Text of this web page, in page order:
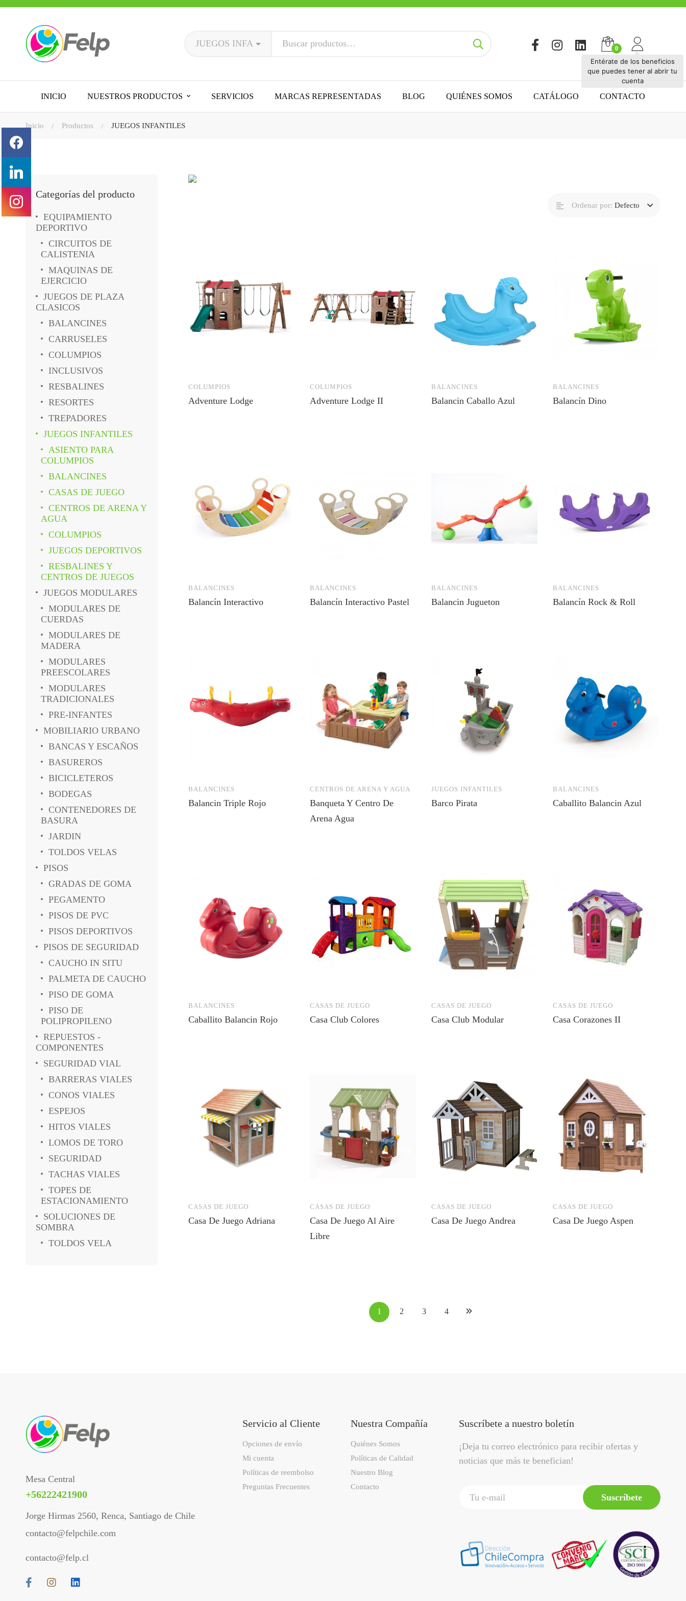
INICIO NUESTROS PRODUCTOS SERVICIOS MARCAS REPRESENTADAS BLOG QUIÉNES SOMOS CATÁLOGO CONTACTO
Inicio Productos JUEGOS INFANTILES
Categorías del producto
EQUIPAMIENTO
DEPORTIVO
CIRCUITOS DE
CALISTENIA
MAQUINAS DE
EJERCICIO
JUEGOS DE PLAZA
CLASICOS
BALANCINES
CARRUSELES
COLUMPIOS
INCLUSIVOS
RESBALINES
RESORTES
TREPADORES
JUEGOS INFANTILES
ASIENTO PARA
COLUMPIOS
BALANCINES
CASAS DE JUEGO
CENTROS DE ARENA Y
AGUA
COLUMPIOS
JUEGOS DEPORTIVOS
RESBALINES Y
CENTROS DE JUEGOS
JUEGOS MODULARES
MODULARES DE
CUERDAS
MODULARES DE
MADERA
MODULARES
PREESCOLARES
MODULARES
TRADICIONALES
PRE-INFANTES
MOBILIARIO URBANO
BANCAS Y ESCAÑOS
BASUREROS
BICICLETEROS
BODEGAS
CONTENEDORES DE
BASURA
JARDIN
TOLDOS VELAS
PISOS
GRADAS DE GOMA
PEGAMENTO
PISOS DE PVC
PISOS DEPORTIVOS
PISOS DE SEGURIDAD
CAUCHO IN SITU
PALMETA DE CAUCHO
PISO DE GOMA
PISO DE
POLIPROPILENO
REPUESTOS -
COMPONENTES
SEGURIDAD VIAL
BARRERAS VIALES
CONOS VIALES
ESPEJOS
HITOS VIALES
LOMOS DE TORO
SEGURIDAD
TACHAS VIALES
TOPES DE
ESTACIONAMIENTO
SOLUCIONES DE
SOMBRA
TOLDOS VELA
Ordenar por: Defecto
COLUMPIOS
Adventure Lodge
COLUMPIOS
Adventure Lodge II
BALANCINES
Balancin Caballo Azul
BALANCINES
Balancín Dino
BALANCINES
Balancín Interactivo
BALANCINES
Balancín Interactivo Pastel
BALANCINES
Balancin Jugueton
BALANCINES
Balancín Rock & Roll
BALANCINES
Balancin Triple Rojo
CENTROS DE ARENA Y AGUA
Banqueta Y Centro De
Arena Agua
JUEGOS INFANTILES
Barco Pirata
BALANCINES
Caballito Balancin Azul
BALANCINES
Caballito Balancin Rojo
CASAS DE JUEGO
Casa Club Colores
CASAS DE JUEGO
Casa Club Modular
CASAS DE JUEGO
Casa Corazones II
CASAS DE JUEGO
Casa De Juego Adriana
CASAS DE JUEGO
Casa De Juego Al Aire
Libre
CASAS DE JUEGO
Casa De Juego Andrea
CASAS DE JUEGO
Casa De Juego Aspen
1 2 3 4
Mesa Central
+56222421900
Jorge Hirmas 2560, Renca, Santiago de Chile
contacto@felpchile.com
contacto@felp.cl
Servicio al Cliente
Opciones de envío
Mi cuenta
Políticas de reembolso
Preguntas Frecuentes
Nuestra Compañía
Quiénes Somos
Políticas de Calidad
Nuestro Blog
Contacto
Suscríbete a nuestro boletín
¡Deja tu correo electrónico para recibir ofertas y
noticias que más te benefician!
Suscríbete
Entérate de los beneficios
que puedes tener al abrir tu
cuenta